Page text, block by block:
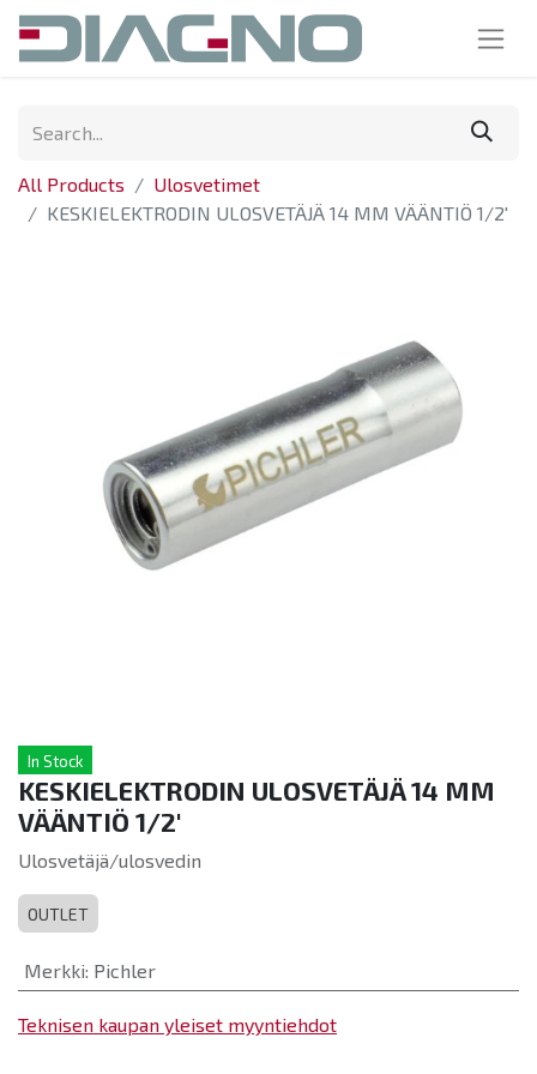
All Products
Ulosvetimet
KESKIELEKTRODIN ULOSVETÄJÄ 14 MM VÄÄNTIÖ 1/2'
In Stock
KESKIELEKTRODIN ULOSVETÄJÄ 14 MM
VÄÄNTIÖ 1/2'
Ulosvetäjä/ulosvedin
OUTLET
Merkki: Pichler
Teknisen kaupan yleiset myyntiehdot